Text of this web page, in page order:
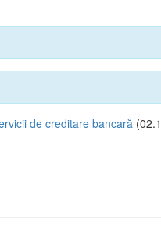
de creditare bancară